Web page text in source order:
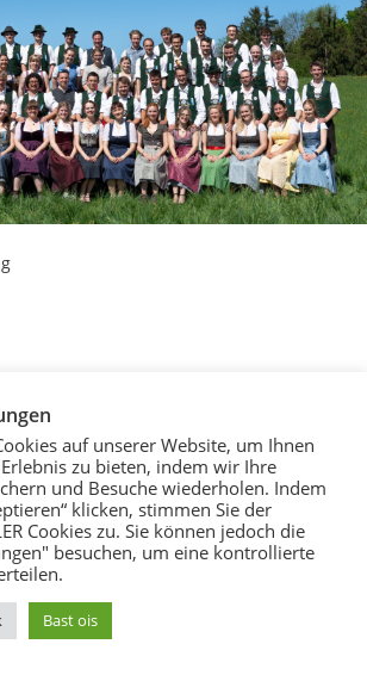
auf unserer Website, um Ihnen
zu bieten, indem wir Ihre
und Besuche wiederholen. Indem
klicken, stimmen Sie der
Cookies zu. Sie können jedoch die
besuchen, um eine kontrollierte
Bast ois